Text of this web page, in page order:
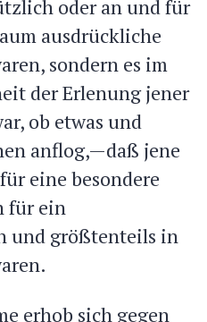
oder an und für
ausdrückliche
sondern es im
der Erlenung jener
ob etwas und
anflog,—daß jene
eine besondere
für ein
und größtenteils in
erhob sich gegen